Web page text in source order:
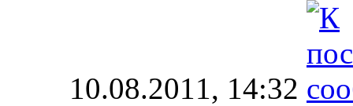
10.08.2011, 14:32